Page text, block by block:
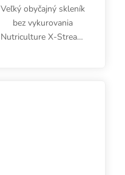
Veľký obyčajný skleník
bez vykurovania
Nutriculture X-Stream